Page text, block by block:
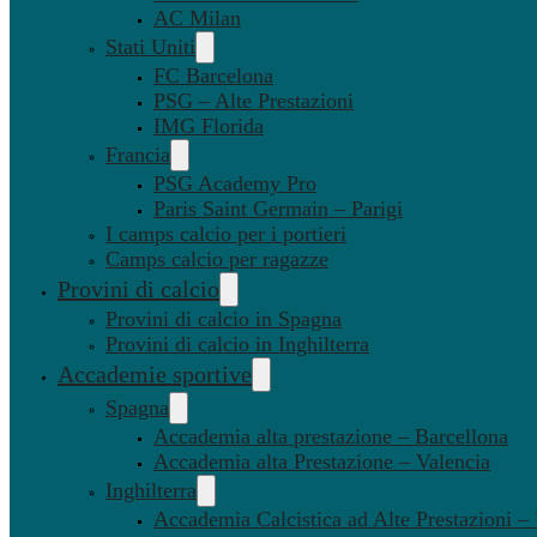
AC Milan
Stati Uniti
FC Barcelona
PSG – Alte Prestazioni
IMG Florida
Francia
PSG Academy Pro
Paris Saint Germain – Parigi
I camps calcio per i portieri
Camps calcio per ragazze
Provini di calcio
Provini di calcio in Spagna
Provini di calcio in Inghilterra
Accademie sportive
Spagna
Accademia alta prestazione – Barcellona
Accademia alta Prestazione – Valencia
Inghilterra
Accademia Calcistica ad Alte Prestazioni